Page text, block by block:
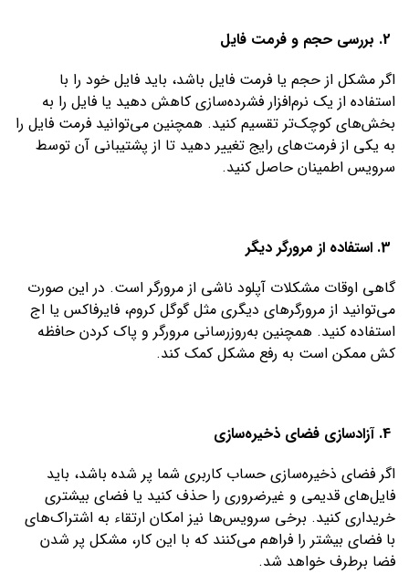
اگر مشکل از حجم یا فرمت فایل باشد، باید فایل خود را با
استفاده از یک نرم‌افزار فشرده‌سازی کاهش دهید یا فایل را به
بخش‌های کوچک‌تر تقسیم کنید. همچنین می‌توانید فرمت فایل را
به یکی از فرمت‌های رایج تغییر دهید تا از پشتیبانی آن توسط
سرویس اطمینان حاصل کنید.
گاهی اوقات مشکلات آپلود ناشی از مرورگر است. در این صورت
می‌توانید از مرورگرهای دیگری مثل گوگل کروم، فایرفاکس یا اج
استفاده کنید. همچنین به‌روزرسانی مرورگر و پاک کردن حافظه
کش ممکن است به رفع مشکل کمک کند.
اگر فضای ذخیره‌سازی حساب کاربری شما پر شده باشد، باید
فایل‌های قدیمی و غیرضروری را حذف کنید یا فضای بیشتری
خریداری کنید. برخی سرویس‌ها نیز امکان ارتقاء به اشتراک‌های
با فضای بیشتر را فراهم می‌کنند که با این کار، مشکل پر شدن
فضا برطرف خواهد شد.